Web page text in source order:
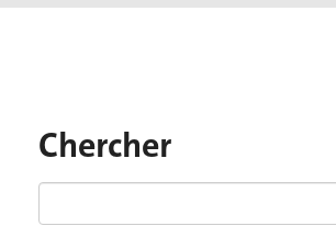
Chercher